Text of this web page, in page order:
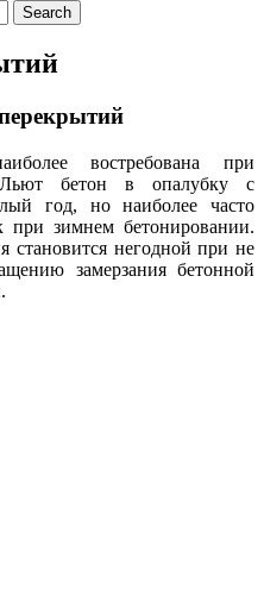
востребована при
Льют бетон в опалубку с
год, но наиболее часто
при зимнем бетонировании.
становится негодной при не
замерзания бетонной